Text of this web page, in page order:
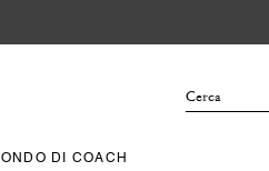
DI COACH